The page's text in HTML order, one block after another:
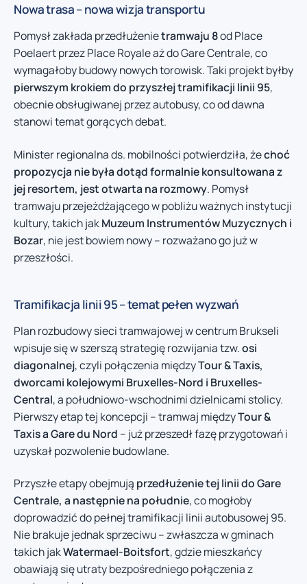
Nowa trasa – nowa wizja transportu
Pomysł zakłada przedłużenietramwaju 8od Place
Poelaert przez Place Royale aż do Gare Centrale, co
wymagałoby budowy nowych torowisk. Taki projekt byłby
pierwszym krokiem do przyszłej tramifikacji linii 95,
obecnie obsługiwanej przez autobusy, co od dawna
stanowi temat gorących debat.
Minister regionalna ds. mobilności potwierdziła, żechoć
propozycja nie była dotąd formalnie konsultowana z
jej resortem, jest otwarta na rozmowy. Pomysł
tramwaju przejeżdżającego w pobliżu ważnych instytucji
kultury, takich jakMuzeum Instrumentów Muzycznych i
Bozar, nie jest bowiem nowy – rozważano go już w
przeszłości.
Tramifikacja linii 95 – temat pełen wyzwań
Plan rozbudowy sieci tramwajowej w centrum Brukseli
wpisuje się w szerszą strategię rozwijania tzw.osi
diagonalnej, czyli połączenia międzyTour & Taxis,
dworcami kolejowymi Bruxelles-Nord i Bruxelles-
Central, a południowo-wschodnimi dzielnicami stolicy.
Pierwszy etap tej koncepcji – tramwaj międzyTour &
Taxis a Gare du Nord – już przeszedł fazę przygotowań i
uzyskał pozwolenie budowlane.
Przyszłe etapy obejmują przedłużenie tej linii do Gare
Centrale, a następnie na południe, co mogłoby
doprowadzić do pełnej tramifikacji linii autobusowej 95.
Nie brakuje jednak sprzeciwu – zwłaszcza w gminach
takich jakWatermael-Boitsfort, gdzie mieszkańcy
obawiają się utraty bezpośredniego połączenia z